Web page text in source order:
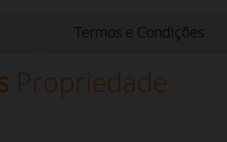
Termos e Condições
Propriedade